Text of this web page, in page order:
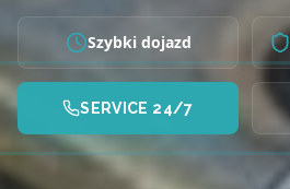
Szybki dojazd
SERVICE 24/7